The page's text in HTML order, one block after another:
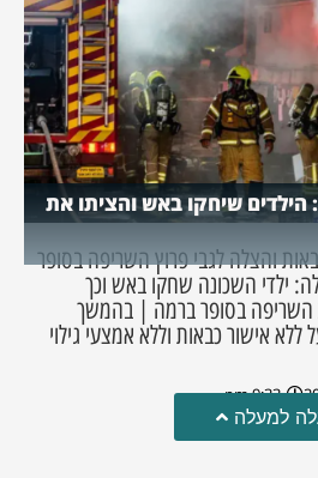
שיחקו באש והציתו את
והצלה לגבי פרוץ השריפה בסופר
השכונה שחקו באש וכך
השריפה בסופר ברמה | בהמשך
אישור כבאות וללא אמצעי גילוי
9:33 pm
למעלה